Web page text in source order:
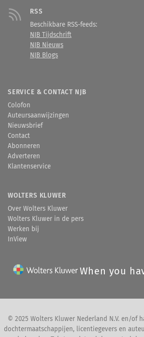
RSS
Beschikbare RSS-feeds:
NJB Tijdschrift
NJB Nieuws
NJB Blogs
SERVICE & CONTACT NJB
Colofon
Auteursaanwijzingen
Nieuwsbrief
Contact
Abonneren
Adverteren
Klantenservice
WOLTERS KLUWER
Over Wolters Kluwer
Wolters Kluwer in de pers
Werken bij
InView
When you
© 2025 Wolters Kluwer Nederland N.V. en/of
dochtermaatschappijen, licentiegevers en